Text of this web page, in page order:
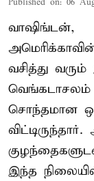
Published on: 06
வாஷிங்டன்,
வசித்து
சொந்தமான
இந்த